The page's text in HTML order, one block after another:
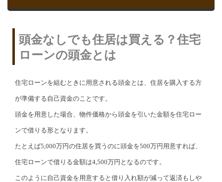
頭金なしでも住居は買える？住宅
ローンの頭金とは
住宅ローンを組むときに用意される頭金とは、住居を購入する方
が準備する自己資金のことです。
頭金を用意した場合、物件価格から頭金を引いた金額を住宅ロー
ンで借りる形となります。
たとえば5,000万円の住居を買うのに頭金を500万円用意すれば、
住宅ローンで借りる金額は4,500万円となるのです。
このように自己資金を用意すると借り入れ額が減って返済もしや